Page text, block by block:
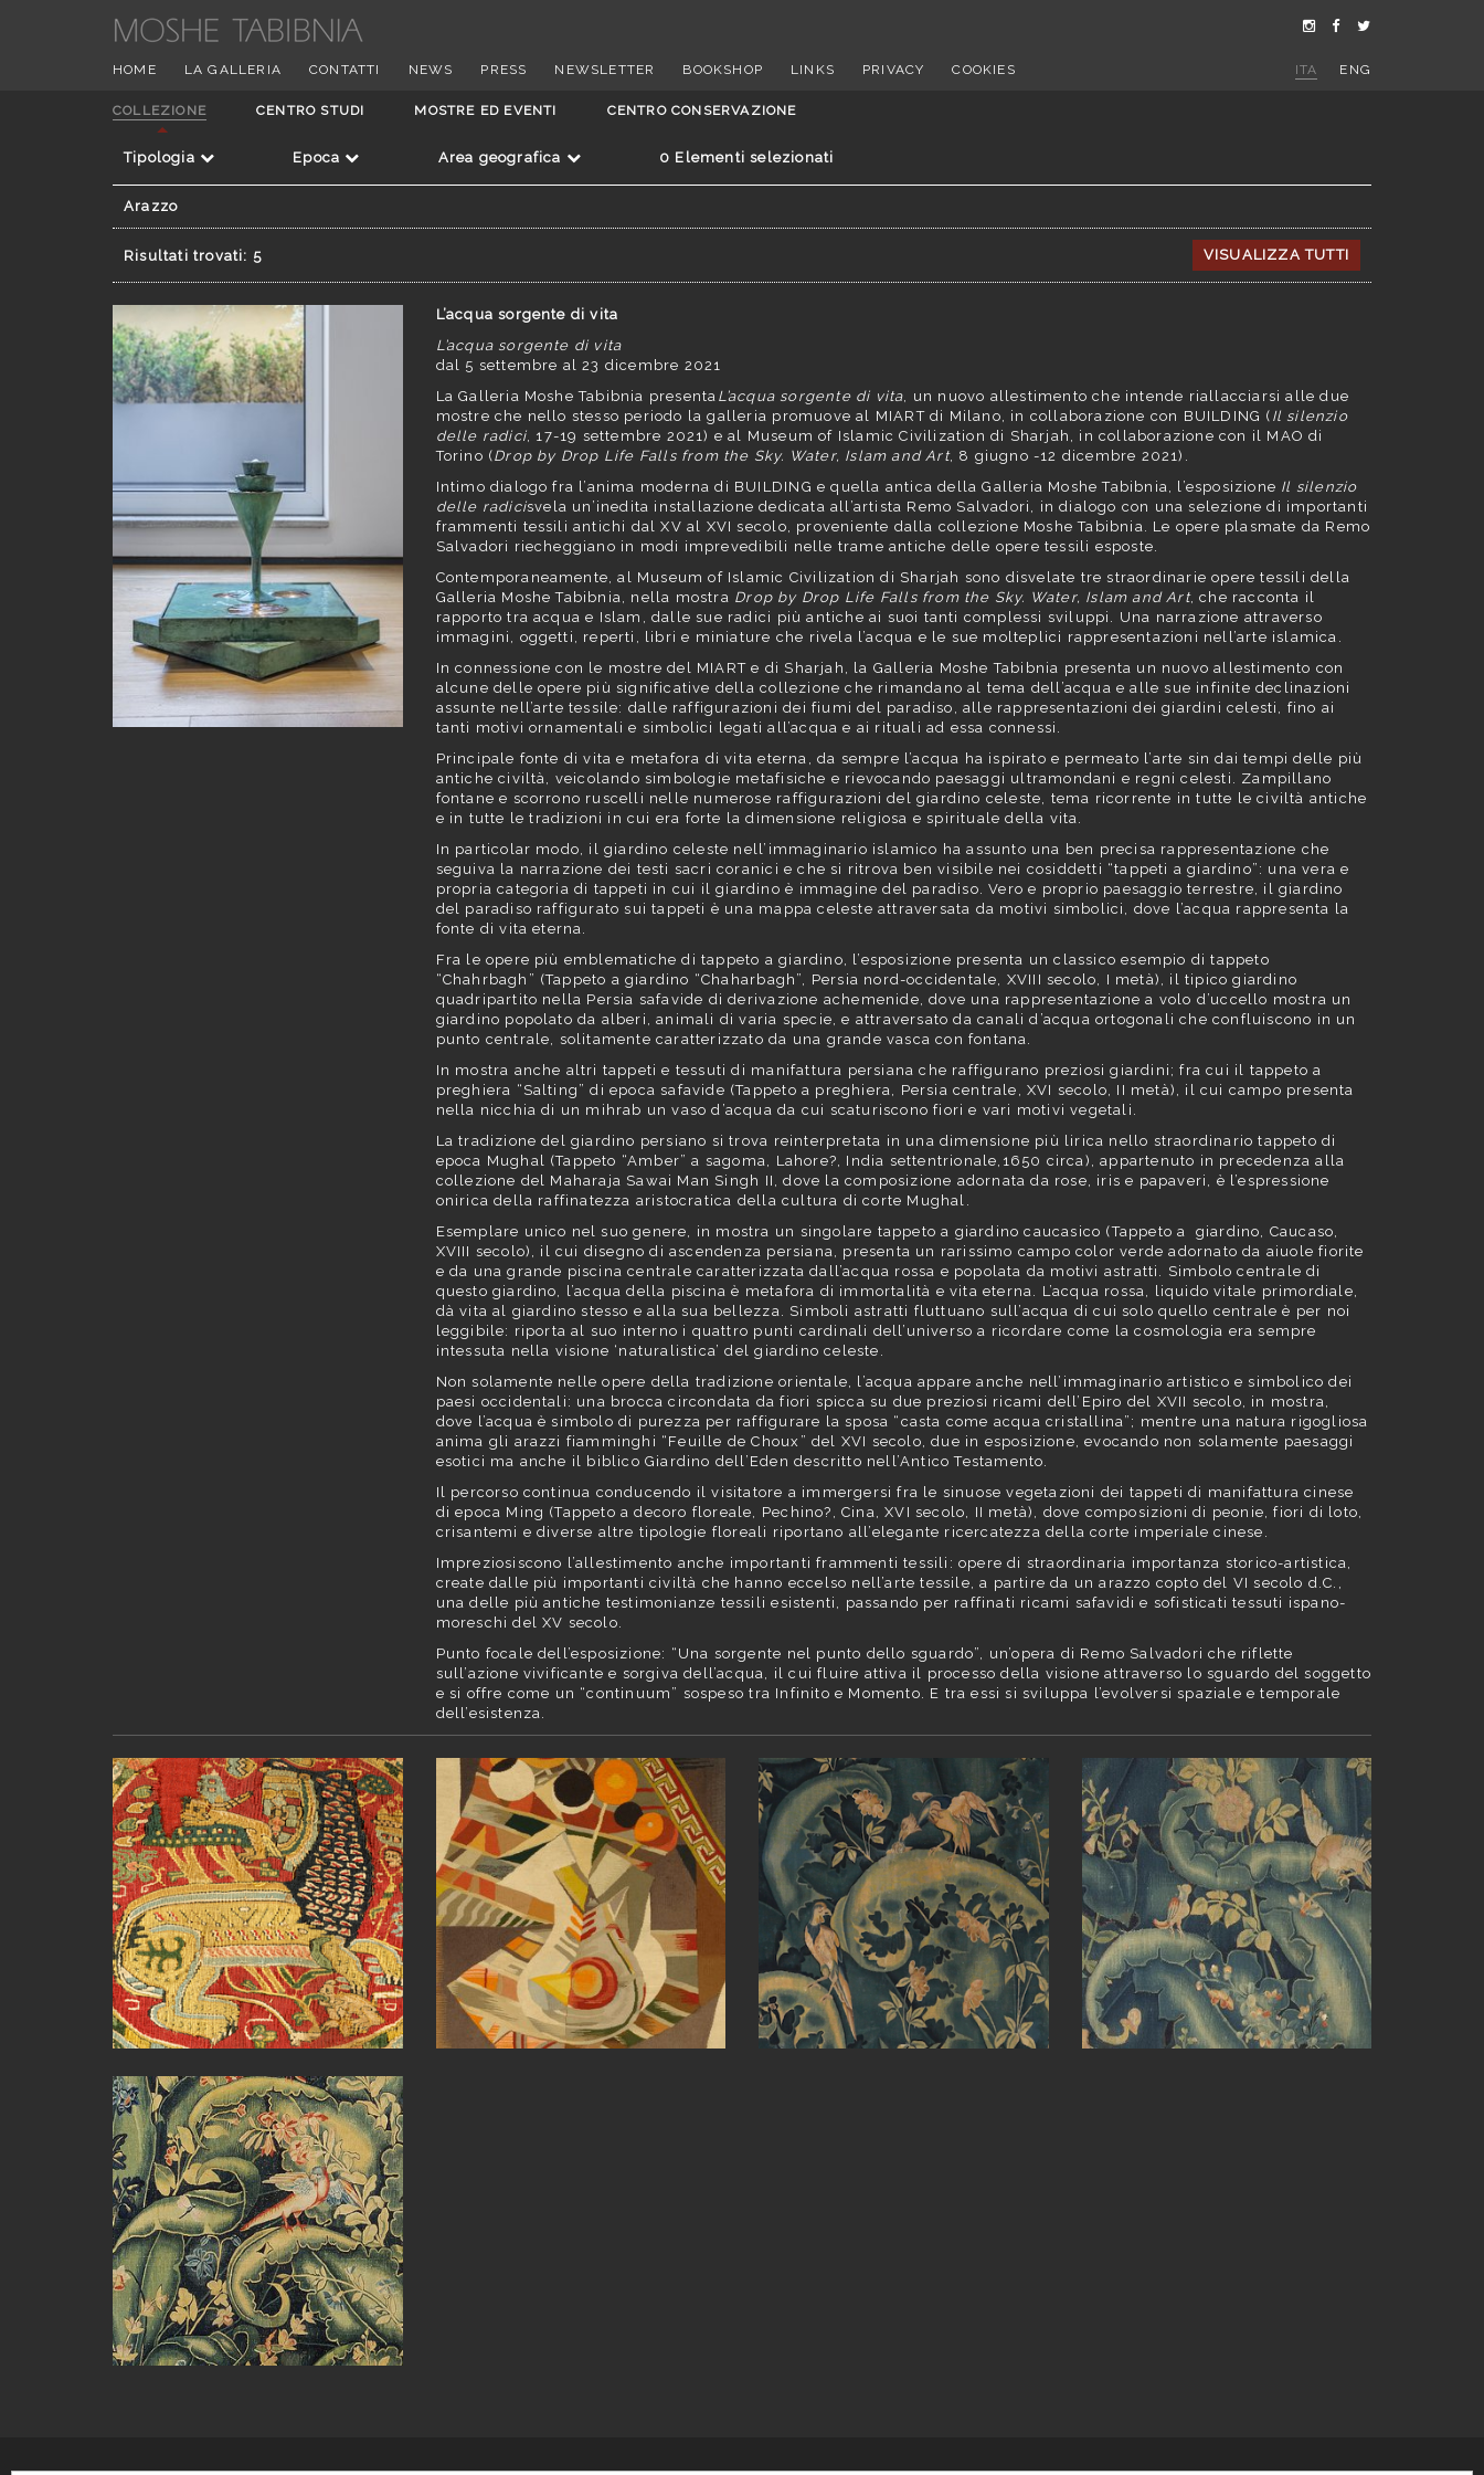
HOME LA GALLERIA CONTATTI NEWS PRESS NEWSLETTER BOOKSHOP LINKS PRIVACY COOKIES ITA ENG
COLLEZIONE CENTRO STUDI MOSTRE ED EVENTI CENTRO CONSERVAZIONE
Tipologia Epoca Area geografica 0 Elementi selezionati
Arazzo
Risultati trovati: 5 VISUALIZZA TUTTI
L’acqua sorgente di vita
L’acqua sorgente di vita
dal 5 settembre al 23 dicembre 2021
La Galleria Moshe Tabibnia presenta L’acqua sorgente di vita, un nuovo allestimento che intende riallacciarsi alle due
mostre che nello stesso periodo la galleria promuove al MIART di Milano, in collaborazione con BUILDING ( Il silenzio
delle radici, 17-19 settembre 2021) e al Museum of Islamic Civilization di Sharjah, in collaborazione con il MAO di
Torino (Drop by Drop Life Falls from the Sky. Water, Islam and Art, 8 giugno -12 dicembre 2021).
Intimo dialogo fra l’anima moderna di BUILDING e quella antica della Galleria Moshe Tabibnia, l’esposizione Il silenzio
delle radicisvela un’inedita installazione dedicata all’artista Remo Salvadori, in dialogo con una selezione di importanti
frammenti tessili antichi dal XV al XVI secolo, proveniente dalla collezione Moshe Tabibnia. Le opere plasmate da Remo
Salvadori riecheggiano in modi imprevedibili nelle trame antiche delle opere tessili esposte.
Contemporaneamente, al Museum of Islamic Civilization di Sharjah sono disvelate tre straordinarie opere tessili della
Galleria Moshe Tabibnia, nella mostra Drop by Drop Life Falls from the Sky. Water, Islam and Art, che racconta il
rapporto tra acqua e Islam, dalle sue radici più antiche ai suoi tanti complessi sviluppi. Una narrazione attraverso
immagini, oggetti, reperti, libri e miniature che rivela l’acqua e le sue molteplici rappresentazioni nell’arte islamica.
In connessione con le mostre del MIART e di Sharjah, la Galleria Moshe Tabibnia presenta un nuovo allestimento con
alcune delle opere più significative della collezione che rimandano al tema dell’acqua e alle sue infinite declinazioni
assunte nell’arte tessile: dalle raffigurazioni dei fiumi del paradiso, alle rappresentazioni dei giardini celesti, fino ai
tanti motivi ornamentali e simbolici legati all’acqua e ai rituali ad essa connessi.
Principale fonte di vita e metafora di vita eterna, da sempre l’acqua ha ispirato e permeato l’arte sin dai tempi delle più
antiche civiltà, veicolando simbologie metafisiche e rievocando paesaggi ultramondani e regni celesti. Zampillano
fontane e scorrono ruscelli nelle numerose raffigurazioni del giardino celeste, tema ricorrente in tutte le civiltà antiche
e in tutte le tradizioni in cui era forte la dimensione religiosa e spirituale della vita.
In particolar modo, il giardino celeste nell’immaginario islamico ha assunto una ben precisa rappresentazione che
seguiva la narrazione dei testi sacri coranici e che si ritrova ben visibile nei cosiddetti “tappeti a giardino”: una vera e
propria categoria di tappeti in cui il giardino è immagine del paradiso. Vero e proprio paesaggio terrestre, il giardino
del paradiso raffigurato sui tappeti è una mappa celeste attraversata da motivi simbolici, dove l’acqua rappresenta la
fonte di vita eterna.
Fra le opere più emblematiche di tappeto a giardino, l’esposizione presenta un classico esempio di tappeto
“Chahrbagh” (Tappeto a giardino “Chaharbagh”, Persia nord-occidentale, XVIII secolo, I metà), il tipico giardino
quadripartito nella Persia safavide di derivazione achemenide, dove una rappresentazione a volo d’uccello mostra un
giardino popolato da alberi, animali di varia specie, e attraversato da canali d’acqua ortogonali che confluiscono in un
punto centrale, solitamente caratterizzato da una grande vasca con fontana.
In mostra anche altri tappeti e tessuti di manifattura persiana che raffigurano preziosi giardini; fra cui il tappeto a
preghiera “Salting” di epoca safavide (Tappeto a preghiera, Persia centrale, XVI secolo, II metà), il cui campo presenta
nella nicchia di un mihrab un vaso d’acqua da cui scaturiscono fiori e vari motivi vegetali.
La tradizione del giardino persiano si trova reinterpretata in una dimensione più lirica nello straordinario tappeto di
epoca Mughal (Tappeto “Amber” a sagoma, Lahore?, India settentrionale,1650 circa), appartenuto in precedenza alla
collezione del Maharaja Sawai Man Singh II, dove la composizione adornata da rose, iris e papaveri, è l’espressione
onirica della raffinatezza aristocratica della cultura di corte Mughal.
Esemplare unico nel suo genere, in mostra un singolare tappeto a giardino caucasico (Tappeto a giardino, Caucaso,
XVIII secolo), il cui disegno di ascendenza persiana, presenta un rarissimo campo color verde adornato da aiuole fiorite
e da una grande piscina centrale caratterizzata dall’acqua rossa e popolata da motivi astratti. Simbolo centrale di
questo giardino, l’acqua della piscina è metafora di immortalità e vita eterna. L’acqua rossa, liquido vitale primordiale,
dà vita al giardino stesso e alla sua bellezza. Simboli astratti fluttuano sull’acqua di cui solo quello centrale è per noi
leggibile: riporta al suo interno i quattro punti cardinali dell’universo a ricordare come la cosmologia era sempre
intessuta nella visione ‘naturalistica’ del giardino celeste.
Non solamente nelle opere della tradizione orientale, l’acqua appare anche nell’immaginario artistico e simbolico dei
paesi occidentali: una brocca circondata da fiori spicca su due preziosi ricami dell’Epiro del XVII secolo, in mostra,
dove l’acqua è simbolo di purezza per raffigurare la sposa “casta come acqua cristallina”; mentre una natura rigogliosa
anima gli arazzi fiamminghi “Feuille de Choux” del XVI secolo, due in esposizione, evocando non solamente paesaggi
esotici ma anche il biblico Giardino dell’Eden descritto nell’Antico Testamento.
Il percorso continua conducendo il visitatore a immergersi fra le sinuose vegetazioni dei tappeti di manifattura cinese
di epoca Ming (Tappeto a decoro floreale, Pechino?, Cina, XVI secolo, II metà), dove composizioni di peonie, fiori di loto,
crisantemi e diverse altre tipologie floreali riportano all’elegante ricercatezza della corte imperiale cinese.
Impreziosiscono l’allestimento anche importanti frammenti tessili: opere di straordinaria importanza storico-artistica,
create dalle più importanti civiltà che hanno eccelso nell’arte tessile, a partire da un arazzo copto del VI secolo d.C.,
una delle più antiche testimonianze tessili esistenti, passando per raffinati ricami safavidi e sofisticati tessuti ispano-
moreschi del XV secolo.
Punto focale dell’esposizione: “Una sorgente nel punto dello sguardo”, un’opera di Remo Salvadori che riflette
sull’azione vivificante e sorgiva dell’acqua, il cui fluire attiva il processo della visione attraverso lo sguardo del soggetto
e si offre come un “continuum” sospeso tra Infinito e Momento. E tra essi si sviluppa l’evolversi spaziale e temporale
dell’esistenza.